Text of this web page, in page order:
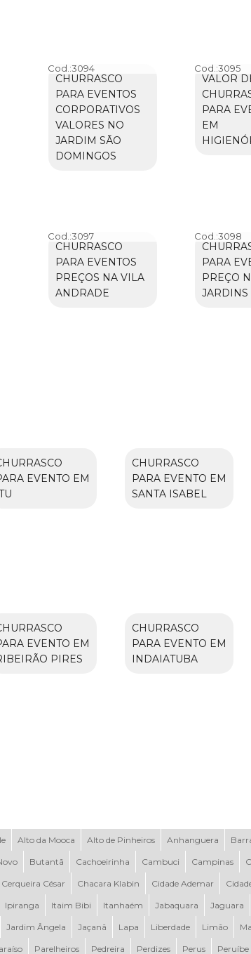
Cod.:3094
CHURRASCO
PARA EVENTOS
CORPORATIVOS
VALORES NO
JARDIM SÃO
DOMINGOS
Cod.:3095
VALOR
PARA
EM
Cod.:3097
CHURRASCO
PARA EVENTOS
PREÇOS NA VILA
ANDRADE
Cod.:3098
PARA
PREÇO
JARDINS
EVENTO EM
CHURRASCO
PARA EVENTO EM
SANTA ISABEL
EVENTO EM
PIRES
CHURRASCO
PARA EVENTO EM
INDAIATUBA
Alto da Mooca Alto de Pinheiros Anhanguera
Butantã Cachoeirinha Cambuci Campinas
Cerqueira César Chacara Klabin Cidade Ademar
Ipiranga Itaim Bibi Itanhaém Jabaquara Jaguara
Jardim Ângela Jaçanã Lapa Liberdade Limão
Parelheiros Pedreira Perdizes Perus Peruíbe